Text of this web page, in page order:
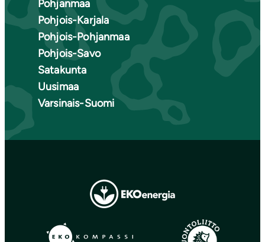
Pohjanmaa
Pohjois-Karjala
Pohjois-Pohjanmaa
Pohjois-Savo
Satakunta
Uusimaa
Varsinais-Suomi